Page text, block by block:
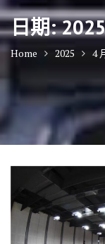
日期:
Home 2025 4